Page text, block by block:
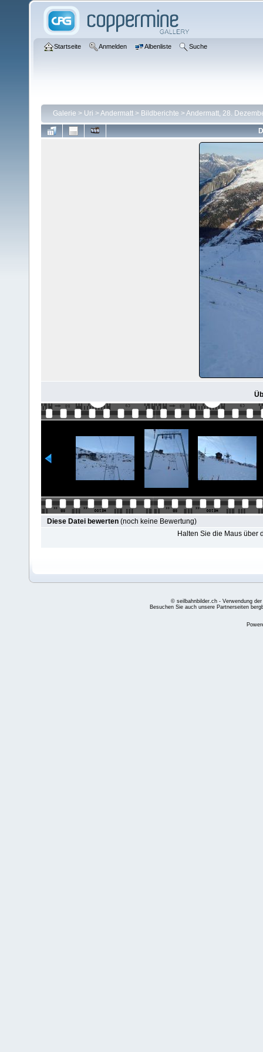
Startseite Anmelden Albenliste Suche
Galerie > Uri >Andermatt > Bildberichte >Andermatt, 28.
Diese Datei bewerten (noch keine Bewertung)
Halten Sie die Maus über
© seilbahnbilder.ch - Verwendung
Besuchen Sie auch unsere Partnerseiten